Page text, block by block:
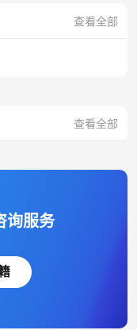
查看全部
查看全部
询服务